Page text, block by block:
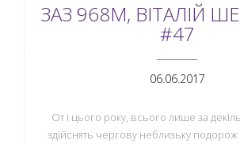
ЗАЗ 968М, ВІТАЛІЙ
#47
06.06.2017
От і цього року, всього лише за
здійснять чергову неблизьку подорож